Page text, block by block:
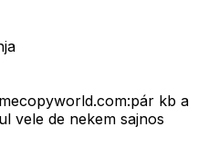
kb a
vele de nekem sajnos